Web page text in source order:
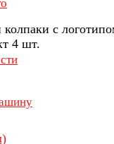
с
4 шт.